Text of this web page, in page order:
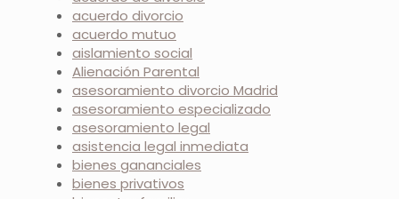
acuerdo divorcio
acuerdo mutuo
aislamiento social
Alienación Parental
asesoramiento divorcio Madrid
asesoramiento especializado
asesoramiento legal
asistencia legal inmediata
bienes gananciales
bienes privativos